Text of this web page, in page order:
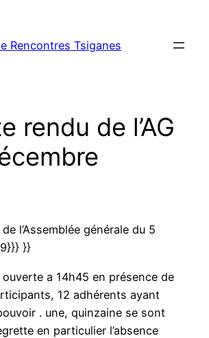
Rencontres Tsiganes
rendu de l’AG
l’Assemblée générale du 5
}}
a 14h45 en présence de
12 adhérents ayant
. une, quinzaine se sont
en particulier l’absence